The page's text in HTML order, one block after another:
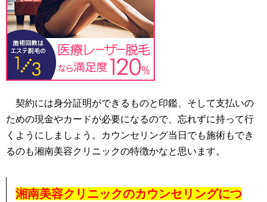
契約には身分証明ができるものと印鑑、そして支払いの
ための現金やカードが必要になるので、忘れずに持って行
くようにしましょう。カウンセリング当日でも施術もでき
るのも湘南美容クリニックの特徴かなと思います。
湘南美容クリニックのカウンセリングにつ